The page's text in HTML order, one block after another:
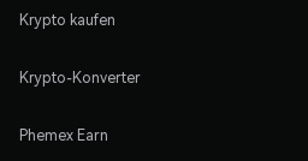
Krypto kaufen
Krypto-Konverter
Phemex Earn